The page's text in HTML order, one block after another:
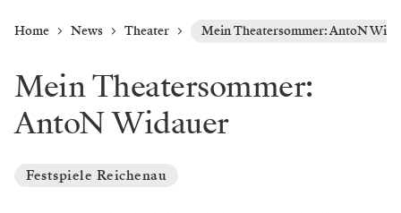
Home News Theater Mein Theatersommer: AntoN
Mein Theatersommer:
AntoN Widauer
Festspiele Reichenau